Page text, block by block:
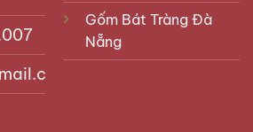
Gốm Bát Tràng Đà
Nẵng